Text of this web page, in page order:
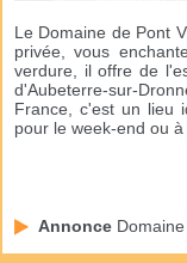
Le Domaine de Pont
privée, vous
verdure, il offre de
d'Aubeterre-sur-
France, c'est un lieu
pour le week-end ou
Annonce